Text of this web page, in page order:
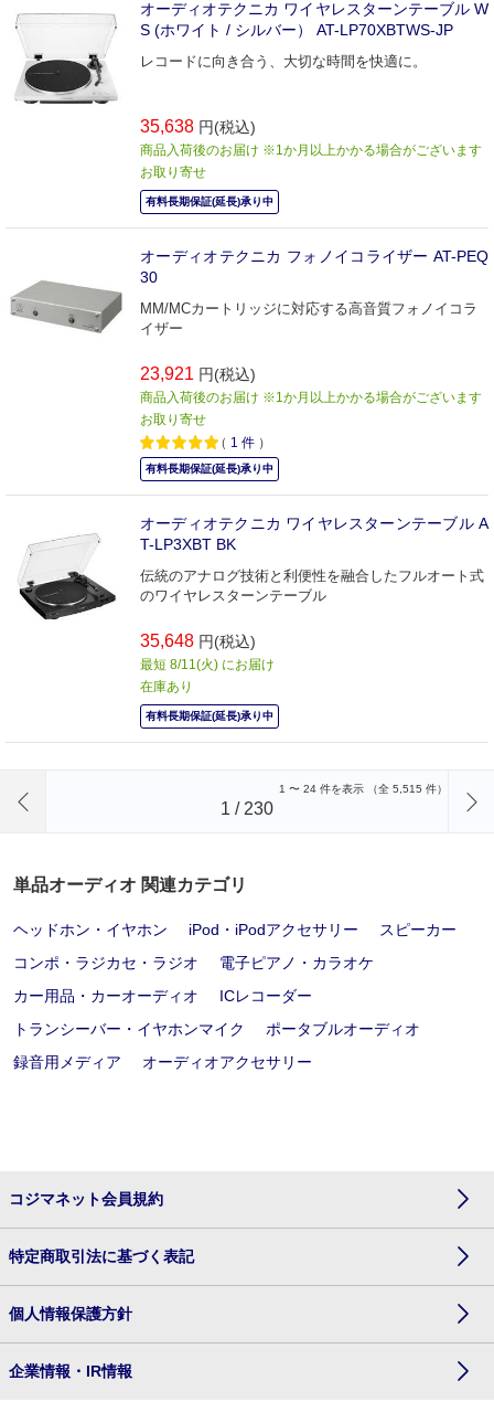
オーディオテクニカ ワイヤレスターンテーブル W
S (ホワイト / シルバー） AT-LP70XBTWS-JP
レコードに向き合う、大切な時間を快適に。
35,638 円(税込)
商品入荷後のお届け ※1か月以上かかる場合がございます
お取り寄せ
有料長期保証(延長)承り中
オーディオテクニカ フォノイコライザー AT-PEQ
30
MM/MCカートリッジに対応する高音質フォノイコラ
イザー
23,921 円(税込)
商品入荷後のお届け ※1か月以上かかる場合がございます
お取り寄せ
（ 1 件 ）
有料長期保証(延長)承り中
オーディオテクニカ ワイヤレスターンテーブル A
T-LP3XBT BK
伝統のアナログ技術と利便性を融合したフルオート式
のワイヤレスターンテーブル
35,648 円(税込)
最短 8/11(火) にお届け
在庫あり
有料長期保証(延長)承り中
1 〜 24 件を表示 （全 5,515 件）
1 / 230
単品オーディオ 関連カテゴリ
ヘッドホン・イヤホン iPod・iPodアクセサリー
スピーカー
コンポ・ラジカセ・ラジオ
電子ピアノ・カラオケ
カー用品・カーオーディオ
ICレコーダー
トランシーバー・イヤホンマイク
ポータブルオーディオ
録音用メディア
オーディオアクセサリー
コジマネット会員規約
特定商取引法に基づく表記
個人情報保護方針
企業情報・IR情報